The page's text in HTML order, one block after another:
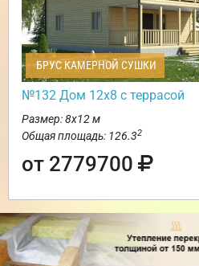
БРУС КАМЕРНОЙ СУШКИ
№132 Дом 12х8 с террасой
Размер: 8х12 м
Общая площадь: 126.32
от 2779700